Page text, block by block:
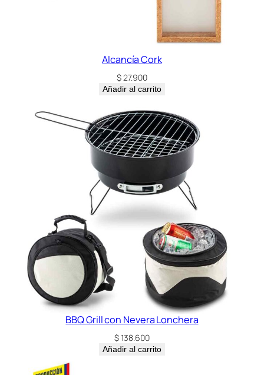
Alcancía Cork
$27.900
Añadir al carrito
BBQ Grill con Nevera Lonchera
$138.600
Añadir al carrito